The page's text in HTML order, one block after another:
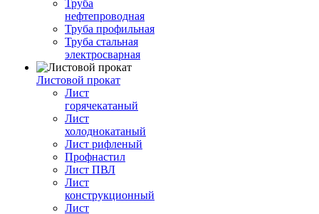
Труба
нефтепроводная
Труба профильная
Труба стальная
электросварная
Листовой прокат
Лист
горячекатаный
Лист
холоднокатаный
Лист рифленый
Профнастил
Лист ПВЛ
Лист
конструкционный
Лист